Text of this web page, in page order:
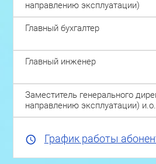
направлению эксплуатации)
Главный бухгалтер
Главный инженер
Заместитель генерального
направлению эксплуатации) и.о.
График работы